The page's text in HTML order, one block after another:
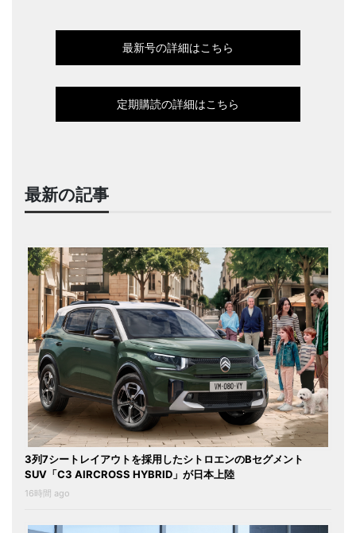
最新号の詳細はこちら
定期購読の詳細はこちら
最新の記事
3列7シートレイアウトを採用したシトロエンのBセグメント
SUV「C3 AIRCROSS HYBRID」が日本上陸
16時間 ago